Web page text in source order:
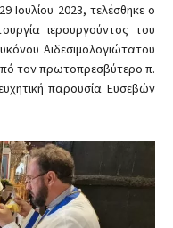
Ιουλίου 2023, τελέσθηκε ο
ιερουργούντος του
Αιδεσιμολογιώτατου
τον πρωτοπρεσβύτερο π.
παρουσία Ευσεβών